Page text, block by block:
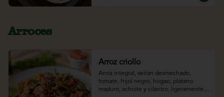
Arroces
Arroz criollo
Arroz integral, seitán desmechado,
tomate, frijol negro, hogao, plátano
maduro, achiote y cilantro. ligeramente